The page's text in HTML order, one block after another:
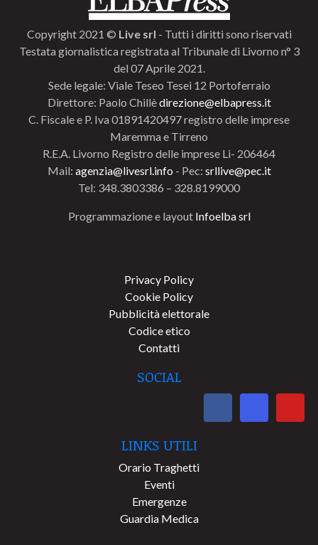
Copyright 2021 © Live srl - Tutti i diritti sono riservati
Testata giornalistica registrata al Tribunale di Livorno n° 3
del 07 Aprile 2021.
Sede legale: Viale Teseo Tesei 12 Portoferraio
Direttore: Paolo Chillèdirezione@elbapress.it
C. Fiscale e P. Iva 01891420497 registro delle imprese
Maremma e Tirreno
R.E.A. Livorno Registro delle imprese Li- 206464
Mail: agenzia@livesrl.info - Pec: srllive@pec.it
Tel: 348.3803386 – 328.8199000
Programmazione e layout Infoelba srl
Privacy Policy
Cookie Policy
Pubblicità elettorale
Codice etico
Contatti
SOCIAL
LINKS UTILI
Orario Traghetti
Eventi
Emergenze
Guardia Medica